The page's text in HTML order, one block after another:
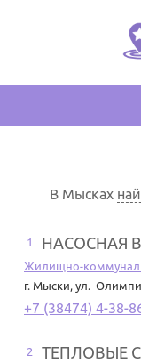
В Мысках
1 НАСОСНАЯ
Жилищно-
г. Мыски, ул.
+7 (38474) 4-38-
2 ТЕПЛОВЫЕ